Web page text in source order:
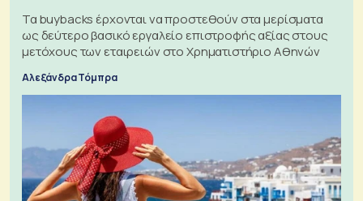
Τα buybacks έρχονται να προστεθούν στα μερίσματα
ως δεύτερο βασικό εργαλείο επιστροφής αξίας στους
μετόχους των εταιρειών στο Χρηματιστήριο Αθηνών
Αλεξάνδρα Τόμπρα